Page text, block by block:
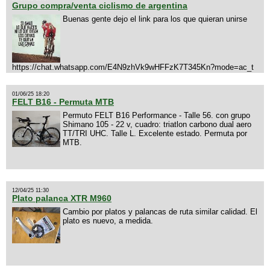
Grupo compra/venta ciclismo de argentina
Buenas gente dejo el link para los que quieran unirse
https://chat.whatsapp.com/E4N9zhVk9wHFFzK7T345Kn?mode=ac_t
01/06/25 18:20
FELT B16 - Permuta MTB
Permuto FELT B16 Performance - Talle 56. con grupo
Shimano 105 - 22 v, cuadro: triatlon carbono dual aero
TT/TRI UHC. Talle L. Excelente estado. Permuta por
MTB.
12/04/25 11:30
Plato palanca XTR M960
Cambio por platos y palancas de ruta similar calidad. El
plato es nuevo, a medida.